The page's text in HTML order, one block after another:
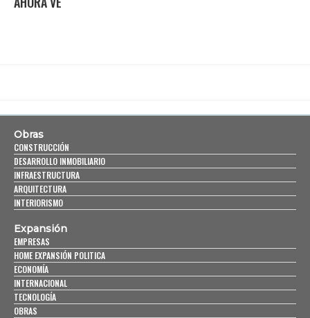
Obras
CONSTRUCCIÓN
DESARROLLO INMOBILIARIO
INFRAESTRUCTURA
ARQUITECTURA
INTERIORISMO
Expansión
EMPRESAS
HOME EXPANSIÓN POLITICA
ECONOMÍA
INTERNACIONAL
TECNOLOGÍA
OBRAS